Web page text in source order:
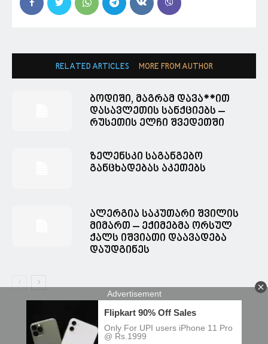
RELATED ARTICLES MORE FROM AUTHOR
ბოდიში, მაგრამ დავა**ით
დასავლეთის სანქციებს –
რუსეთის ელჩი შვედეთში
ზელენსკი საგანგებო
განცხადებას აკეთებს
ალერგია საკუთარი შვილის
მიმართ – ექიმებმა ორსულ
ქალს იშვიათი დაავადება
დაუდგინეს
© Spacesnews • სფეისნიუსი